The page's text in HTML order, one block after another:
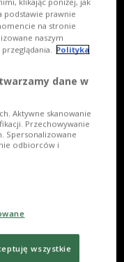
podstawie prawnie
na stronie
naszym
Polityka
dane w
Aktywne skanowanie
Przechowywanie
Spersonalizowane
odbiorców i
wszystkie